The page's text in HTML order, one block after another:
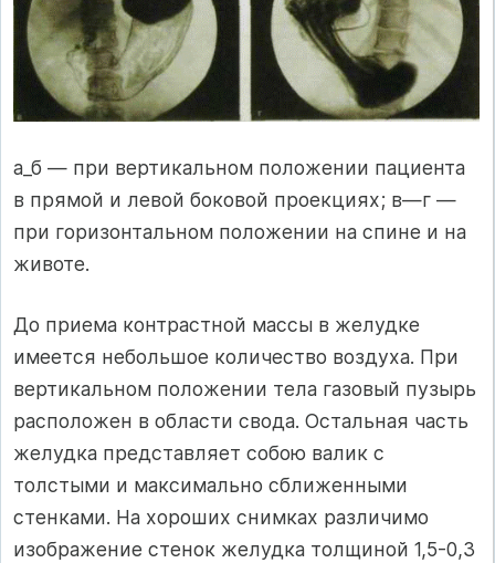
а_б — при вертикальном положении пациента
в прямой и левой боковой проекциях; в—г —
при горизонтальном положении на спине и на
животе.
До приема контрастной массы в желудке
имеется небольшое количество воздуха. При
вертикальном положении тела газовый пузырь
расположен в области свода. Остальная часть
желудка представляет собою валик с
толстыми и максимально сближенными
стенками. На хороших снимках различимо
изображение стенок желудка толщиной 1,5-0,3